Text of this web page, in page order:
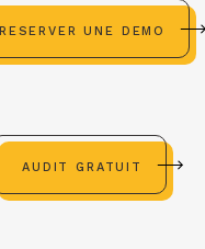
RESERVER UNE DEMO
AUDIT GRATUIT